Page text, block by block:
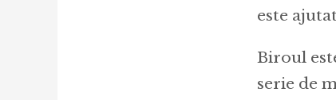
este
Biroul
serie de